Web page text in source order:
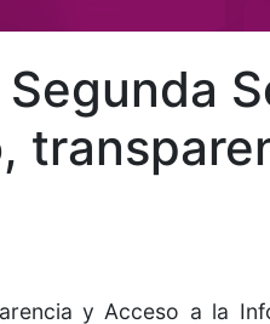
y Acceso a la